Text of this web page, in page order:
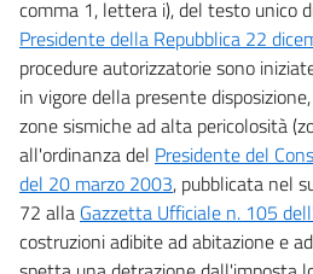
comma 1, lettera i), del testo unico
Presidente della Repubblica 22
procedure autorizzatorie sono
in vigore della presente
zone sismiche ad alta pericolosità
all'ordinanza del Presidente del
del 20 marzo 2003, pubblicata nel
72 alla Gazzetta Ufficiale n. 105
costruzioni adibite ad abitazione e